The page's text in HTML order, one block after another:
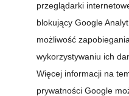
przeglądarki
blokujący Google
możliwość
wykorzystywaniu ich
Więcej informacji na
prywatności Google